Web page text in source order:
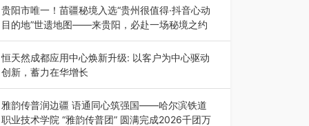
通气会在世界文化遗产地海龙屯核心景区…
贵阳市唯一！苗疆秘境入选“贵州很值得·抖音心动
目的地”世遗地图——来贵阳，必赴一场秘境之约
2026年7月21日，2026年“贵州很值得”暨抖音“心
动目的地”（贵州站）主题…
恒天然成都应用中心焕新升级: 以客户为中心驱动
创新，蓄力在华增长
融合全球研发实力与本土洞察，深化客户共创，赋
能西南市场创新发展 （7月27日，成…
雅韵传普润边疆 语通同心筑强国——哈尔滨铁道
职业技术学院 “雅韵传普团” 圆满完成2026千团万